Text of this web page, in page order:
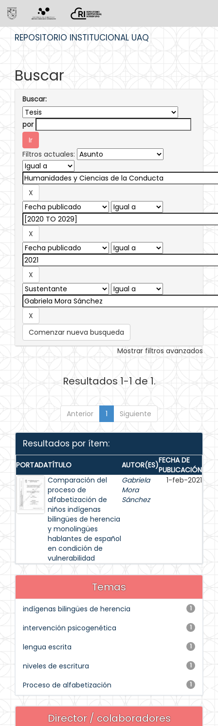
REPOSITORIO INSTITUCIONAL UAQ
Buscar
Buscar:
por
Filtros actuales:
Comenzar nueva busqueda
Mostrar filtros avanzados
Resultados 1-1 de 1.
Anterior 1 Siguiente
Resultados por ítem:
PORTADATÍTULO AUTOR(ES)FECHA DE
PUBLICACIÓN
Comparación del
proceso de
alfabetización de
niños indígenas
bilingües de herencia
y monolingües
hablantes de español
en condición de
vulnerabilidad
Gabriela
Mora
Sánchez
1-feb-2021
Temas
1
indígenas bilingües de herencia
1
intervención psicogenética
1
lengua escrita
1
niveles de escritura
1
Proceso de alfabetización
Director / colaboradores